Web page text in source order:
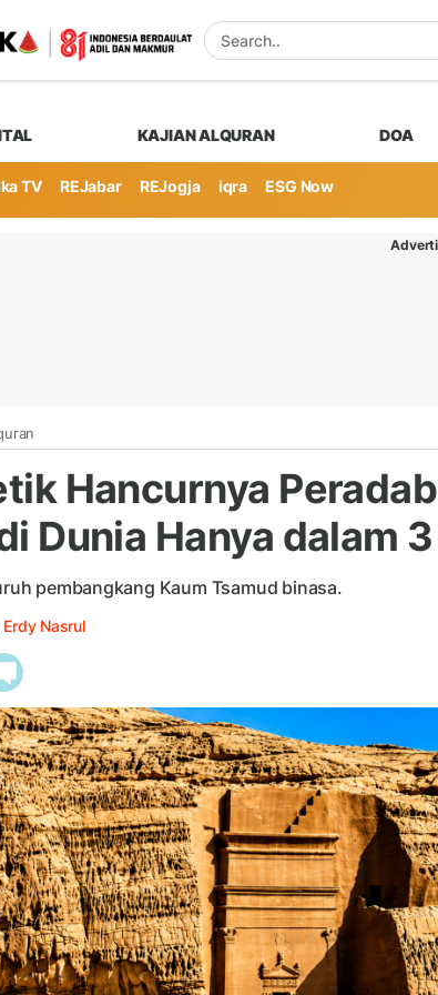
KAJIAN ALQURAN DOA
TV REJabar REJogja iqra ESG Now
Hancurnya
Dunia Hanya dalam
pembangkang Kaum Tsamud binasa.
Erdy Nasrul